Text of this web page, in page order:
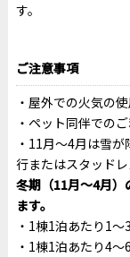
す。
ご注意事項
屋外での火気の使
ペット同伴でのご
11月～4月は雪が
行またはスタッド
冬期（11月～4月）
ます。
1棟1泊あたり1～
1棟1泊あたり4～